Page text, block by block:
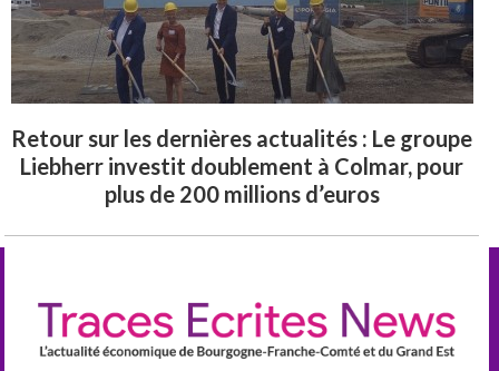
Retour sur les dernières actualités : Le groupe
Liebherr investit doublement à Colmar, pour
plus de 200 millions d’euros